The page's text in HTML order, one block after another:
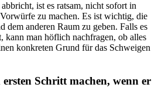
ist es ratsam, nicht sofort in
zu machen. Es ist wichtig, die
dem anderen Raum zu geben. Falls es
kann man höflich nachfragen, ob alles
konkreten Grund für das Schweigen
ersten Schritt machen, wenn er